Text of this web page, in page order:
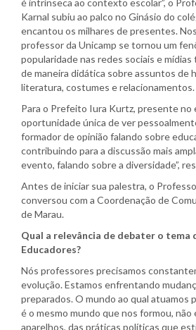
é intrínseca ao contexto escolar”, o
Karnal subiu ao palco no Ginásio do
encantou os milhares de presentes.
professor da Unicamp se tornou um
popularidade nas redes sociais e
de maneira didática sobre assuntos de
literatura, costumes e relacionamentos.
Para o Prefeito Iura Kurtz, presente no
oportunidade única de ver
formador de opinião falando sobre
contribuindo para a discussão mais
evento, falando sobre a diversidade”,
Antes de iniciar sua palestra, o
conversou com a Coordenação de
de Marau.
Qual a relevância de debater o tema
Educadores?
Nós professores precisamos
evolução. Estamos enfrentando
preparados. O mundo ao qual atuamos
é o mesmo mundo que nos formou, não
aparelhos, das práticas políticas que